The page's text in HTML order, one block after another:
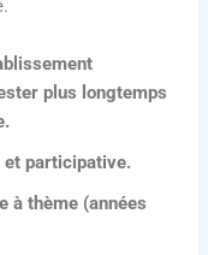
plus longtemps
et participative.
à thème (années